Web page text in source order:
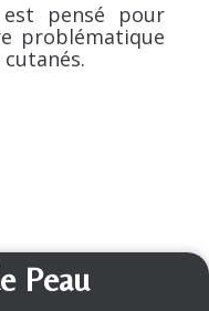
est pensé pour
problématique
Peau